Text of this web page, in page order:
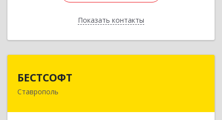
Показать контакты
Назад
БЕСТСОФТ
Ставрополь
355011, Ставропольский край, Ставрополь г,